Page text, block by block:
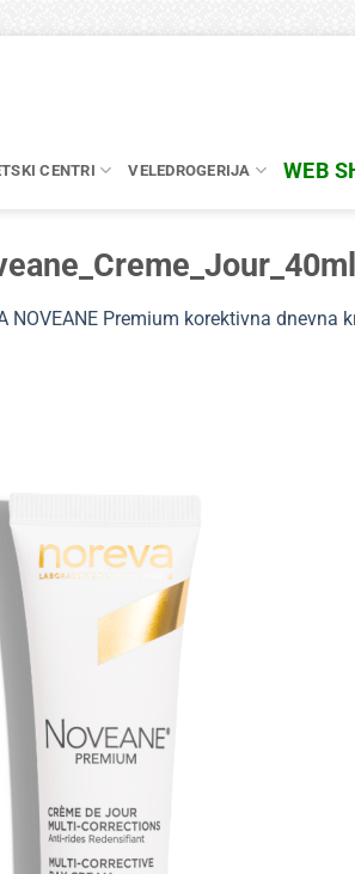
CENTRI VELEDROGERIJA WEB
NOVEANE Premium korektivna